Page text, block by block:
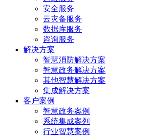
安全服务
云灾备服务
数据库服务
咨询服务
解决方案
智慧消防解决方案
智慧政务解决方案
其他智慧解决方案
集成解决方案
客户案例
智慧政务案例
系统集成案列
行业智慧案例